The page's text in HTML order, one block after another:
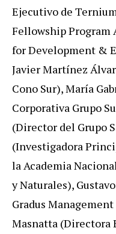
Ejecutivo de
Fellowship Program
for Development &
Javier Martínez
Cono Sur), María
Corporativa Grupo
(Director del Grupo
(Investigadora
la Academia
y Naturales),
Gradus
Masnatta (Directora